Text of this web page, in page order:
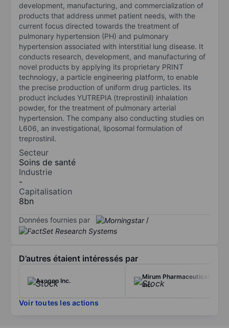
development, manufacturing, and commercialization of
products that address unmet patient needs, with the
current focus directed towards the treatment of
pulmonary hypertension (PH) and pulmonary
hypertension associated with interstitial lung disease. It
conducts research, development, and manufacturing of
novel products by applying its proprietary PRINT
technology, a particle engineering platform, to enable
the precise production of uniform drug particles. Its
product includes YUTREPIA (treprostinil) inhalation
powder, for the treatment of pulmonary arterial
hypertension. The company also conducting studies on
L606, an investigational, liposomal formulation of
treprostinil.
Secteur
Soins de santé
Industrie
-
Capitalisation
8bn
Données fournies par /
D’autres étaient intéressés par
Axogen Inc.
Mirum Pharmaceuticals
Inc.
Voir toutes les actions